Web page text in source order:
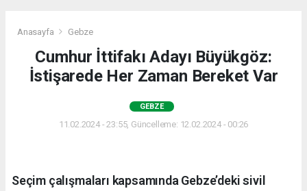
Anasayfa Gebze
Cumhur İttifakı Adayı Büyükgöz:
İstişarede Her Zaman Bereket Var
GEBZE
11.02.2024 - 23:55, Güncelleme: 12.02.2024 - 00:26
Seçim çalışmaları kapsamında Gebze’deki sivil